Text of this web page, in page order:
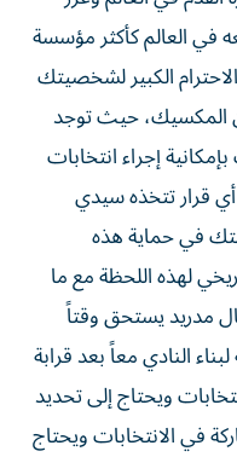
في العالم كأكثر مؤسسة
الكبير لشخصيتك
المكسيك، حيث توجد
إجراء انتخابات
قرار تتخذه سيدي
في حماية هذه
لهذه اللحظة مع ما
مدريد يستحق وقتاً
النادي معاً بعد قرابة
ويحتاج إلى تحديد
في الانتخابات ويحتاج